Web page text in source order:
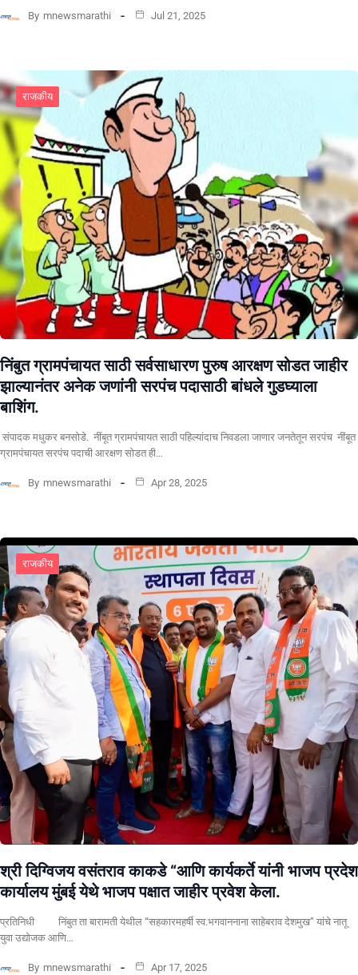
By mnewsmarathi Jul 21, 2025
राजकीय
निंबुत ग्रामपंचायत साठी सर्वसाधारण पुरुष आरक्षण सोडत जाहीर
झाल्यानंतर अनेक जणांनी सरपंच पदासाठी बांधले गुडघ्याला
बाशिंग.
संपादक मधुकर बनसोडे. नींबूत ग्रामपंचायत साठी पहिल्यांदाच निवडला जाणार जनतेतून सरपंच नींबूत
ग्रामपंचायत सरपंच पदाची आरक्षण सोडत ही…
By mnewsmarathi Apr 28, 2025
राजकीय
श्री दिग्विजय वसंतराव काकडे “आणि कार्यकर्ते यांनी भाजप प्रदेश
कार्यालय मुंबई येथे भाजप पक्षात जाहीर प्रवेश केला.
प्रतिनिधी निंबुत ता बारामती येथील “सहकारमहर्षी स्व.भगवाननाना साहेबराव देशमुख” यांचे नातू
युवा उद्योजक आणि…
By mnewsmarathi Apr 17, 2025